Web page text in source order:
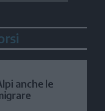
anche le